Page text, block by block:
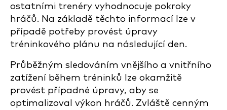
ostatními trenéry vyhodnocuje pokroky
hráčů. Na základě těchto informací lze v
případě potřeby provést úpravy
tréninkového plánu na následující den.
Průběžným sledováním vnějšího a vnitřního
zatížení během tréninků lze okamžitě
provést případné úpravy, aby se
optimalizoval výkon hráčů. Zvláště cenným